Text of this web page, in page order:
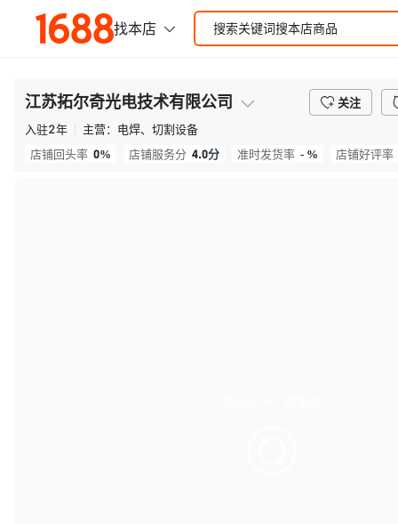
江苏拓尔奇光电技术有限公司
关注
入驻2年 主营： 电焊、切割设备
店铺回头率 0% 店铺服务分 4.0分 准时发货率 - % 店铺好评率